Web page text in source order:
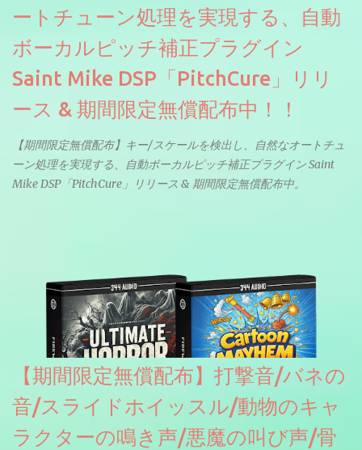
ートチューン処理を実現する、自動
ボーカルピッチ補正プラグイン
Saint Mike DSP「PitchCure」リリ
ース & 期間限定無償配布中！！
【期間限定無償配布】キー/スケールを検出し、自然なオートチュ
ーン処理を実現する、自動ボーカルピッチ補正プラグイン Saint
Mike DSP「PitchCure」リリース & 期間限定無償配布中。
【期間限定無償配布】打撃音/バネの
音/スライドホイッスル/動物のキャ
ラクターの鳴き声/悪魔の叫び声/骨